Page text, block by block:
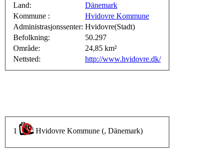
Land:
Dänemark
Kommune :
Hvidovre Kommune
Administrasjonssenter: Hvidovre(Stadt)
Befolkning:
50.297
Område:
24,85 km²
Nettsted:
http://www.hvidovre.dk/
1 Hvidovre Kommune (, Dänemark)